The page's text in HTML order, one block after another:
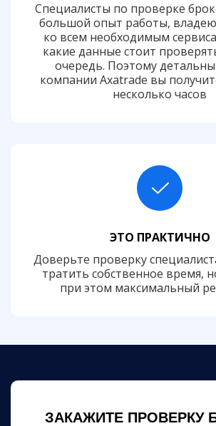
Специалисты по проверке
большой опыт работы,
ко всем необходимым
какие данные стоит
очередь. Поэтому
компании Axatrade вы
несколько часов
ЭТО ПРАКТИЧНО
Доверьте проверку
тратить собственное время,
при этом максимальный
ЗАКАЖИТЕ ПРОВЕРКУ